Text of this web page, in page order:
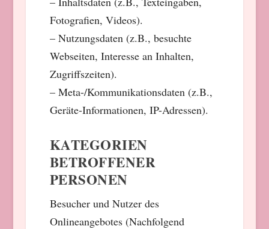
Fotografien, Videos).
– Nutzungsdaten (z.B., besuchte
Webseiten, Interesse an Inhalten,
Zugriffszeiten).
– Meta-/Kommunikationsdaten (z.B.,
Geräte-Informationen, IP-Adressen).
KATEGORIEN
BETROFFENER
PERSONEN
Besucher und Nutzer des
Onlineangebotes (Nachfolgend